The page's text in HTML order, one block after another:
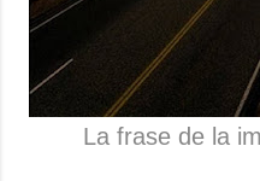
La frase de la